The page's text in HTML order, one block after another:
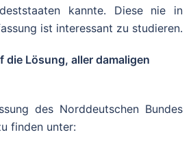
kannte. Diese nie in
ist interessant zu studieren.
die Lösung, aller damaligen
des Norddeutschen Bundes
finden unter: